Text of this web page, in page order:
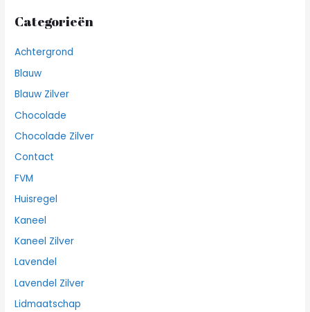
Categorieën
Achtergrond
Blauw
Blauw Zilver
Chocolade
Chocolade Zilver
Contact
FVM
Huisregel
Kaneel
Kaneel Zilver
Lavendel
Lavendel Zilver
Lidmaatschap